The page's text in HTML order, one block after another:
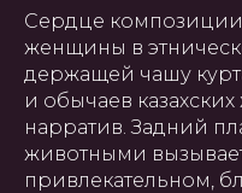
Сердце
женщины в
держащей чашу
и обычаев
нарратив. Задний
животными
привлекательном,